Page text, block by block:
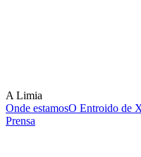
A Limia
Onde estamosO Entroido de
Prensa